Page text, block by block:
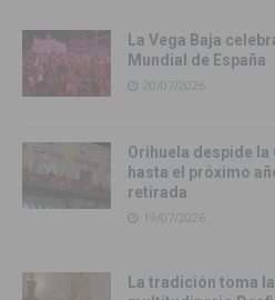
La Vega Baja
Mundial de España
20/07/2026
Orihuela despide la
hasta el próximo
retirada
19/07/2026
La tradición toma